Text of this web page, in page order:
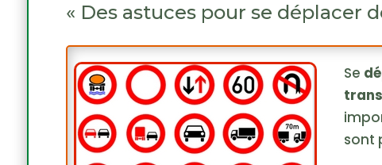
« Des astuces pour se déplacer
Se
sont